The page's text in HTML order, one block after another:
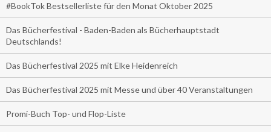
#BookTok Bestsellerliste für den Monat Oktober 2025
Das Bücherfestival - Baden-Baden als Bücherhauptstadt
Deutschlands!
Das Bücherfestival 2025 mit Elke Heidenreich
Das Bücherfestival 2025 mit Messe und über 40 Veranstaltungen
Promi-Buch Top- und Flop-Liste